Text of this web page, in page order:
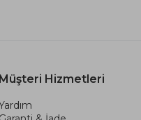
Müşteri Hizmetleri